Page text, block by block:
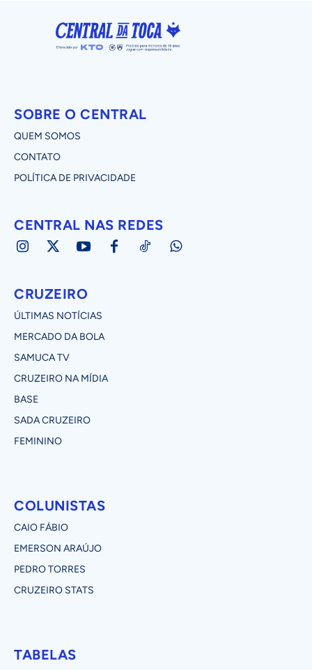
SOBRE O CENTRAL
QUEM SOMOS
CONTATO
POLÍTICA DE PRIVACIDADE
CENTRAL NAS REDES
CRUZEIRO
ÚLTIMAS NOTÍCIAS
MERCADO DA BOLA
SAMUCA TV
CRUZEIRO NA MÍDIA
BASE
SADA CRUZEIRO
FEMININO
COLUNISTAS
CAIO FÁBIO
EMERSON ARAÚJO
PEDRO TORRES
CRUZEIRO STATS
TABELAS